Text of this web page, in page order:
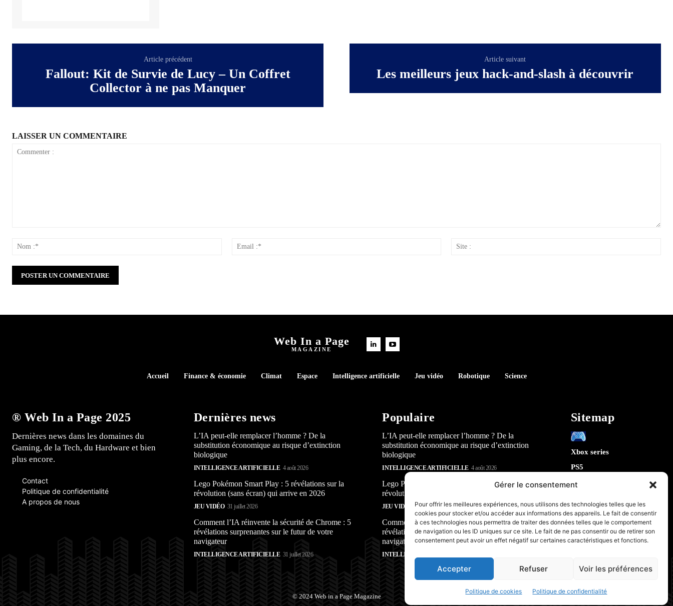
Gérer le consentement
Pour offrir les meilleures expériences, nous utilisons des technologies telles que les
cookies pour stocker et/ou accéder aux informations des appareils. Le fait de consentir
à ces technologies nous permettra de traiter des données telles que le comportement
de navigation ou les ID uniques sur ce site. Le fait de ne pas consentir ou de retirer son
consentement peut avoir un effet négatif sur certaines caractéristiques et fonctions.
Accepter Refuser Voir les préférences
Politique de cookies Politique de confidentialité
Article précédent
Fallout: Kit de Survie de Lucy – Un Coffret
Collector à ne pas Manquer
Article suivant
Les meilleurs jeux hack-and-slash à découvrir
LAISSER UN COMMENTAIRE
Email
Web In a Page
MAGAZINE
Accueil Finance & économie Climat Espace Intelligence artificielle Jeu vidéo Robotique Science
® Web In a Page 2025
Dernières news dans les domaines du
Gaming, de la Tech, du Hardware et bien
plus encore.
Contact
Politique de confidentialité
A propos de nous
Dernières news
L’IA peut-elle remplacer l’homme ? De la
substitution économique au risque d’extinction
biologique
INTELLIGENCE ARTIFICIELLE 4 août 2026
Lego Pokémon Smart Play : 5 révélations sur la
révolution (sans écran) qui arrive en 2026
JEU VIDÉO 31 juillet 2026
Comment l’IA réinvente la sécurité de Chrome : 5
révélations surprenantes sur le futur de votre
navigateur
INTELLIGENCE ARTIFICIELLE 31 juillet 2026
Populaire
L’IA peut-elle remplacer l’homme ? De la
substitution économique au risque d’extinction
biologique
INTELLIGENCE ARTIFICIELLE 4 août 2026
Lego Pokémon Smart Play : 5 révélations sur la
révolution (sans écran) qui arrive en 2026
JEU VIDÉO 31 juillet 2026
Comment l’IA réinvente la sécurité de Chrome : 5
révélations surprenantes sur le futur de votre
navigateur
INTELLIGENCE ARTIFICIELLE
Sitemap
Xbox series
PS5
Switch
IA
Robotique
Espace
PC & Composants Gaming
© 2024 Web in a Page Magazine